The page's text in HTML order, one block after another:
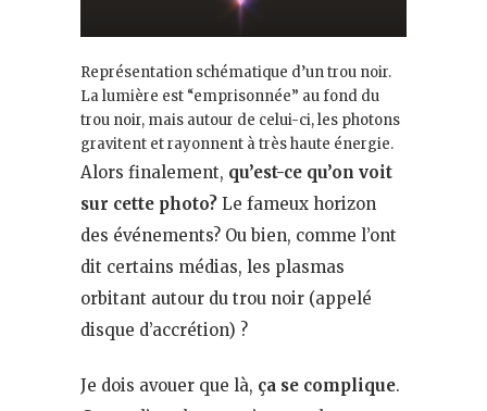
Représentation schématique d’un trou noir.
La lumière est “emprisonnée” au fond du
trou noir, mais autour de celui-ci, les photons
gravitent et rayonnent à très haute énergie.
Alors finalement, qu’est-ce qu’on voit
sur cette photo? Le fameux horizon
des événements? Ou bien, comme l’ont
dit certains médias, les plasmas
orbitant autour du trou noir (appelé
disque d’accrétion) ?
Je dois avouer que là, ça se complique.